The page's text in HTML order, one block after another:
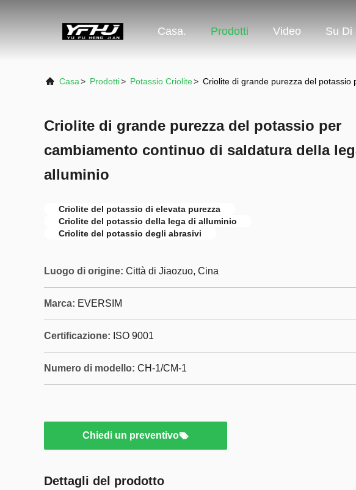
Casa. Prodotti Video Su Di
Casa> Prodotti> Potassio Criolite> Criolite di grande purezza del
Criolite di grande purezza del potassio per
cambiamento continuo di saldatura della
alluminio
Criolite del potassio di elevata purezza
Criolite del potassio della lega di alluminio
Criolite del potassio degli abrasivi
Luogo di origine: Città di Jiaozuo, Cina
Marca: EVERSIM
Certificazione: ISO 9001
Numero di modello: CH-1/CM-1
Chiedi un preventivo
Dettagli del prodotto